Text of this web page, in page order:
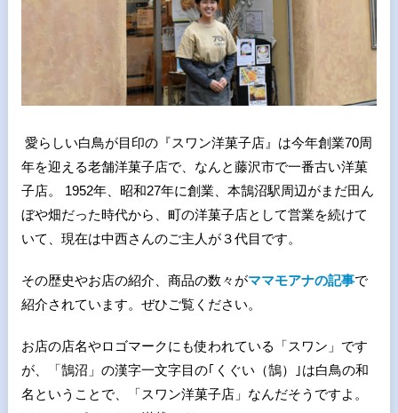
愛らしい白鳥が目印の『スワン洋菓子店』は今年創業70周
年を迎える老舗洋菓子店で、なんと藤沢市で一番古い洋菓
子店。 1952年、昭和27年に創業、本鵠沼駅周辺がまだ田ん
ぼや畑だった時代から、町の洋菓子店として営業を続けて
いて、現在は中西さんのご主人が３代目です。
その歴史やお店の紹介、商品の数々がママモアナの記事で
紹介されています。ぜひご覧ください。
お店の店名やロゴマークにも使われている「スワン」です
が、「鵠沼」の漢字一文字目の｢くぐい（鵠）｣は白鳥の和
名ということで、「スワン洋菓子店」なんだそうですよ。